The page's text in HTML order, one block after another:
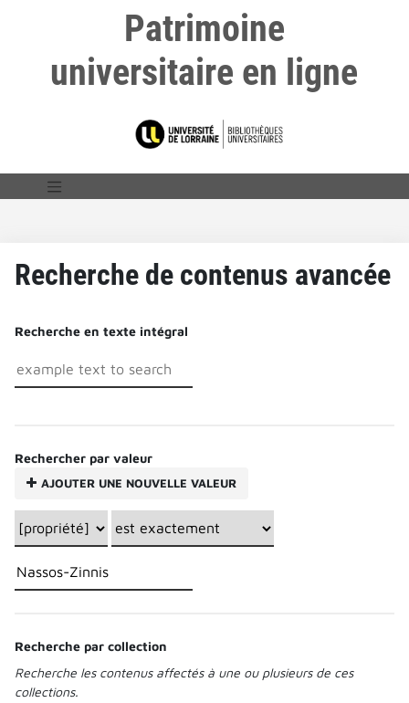
Patrimoine
universitaire en ligne
Recherche de contenus avancée
Recherche en texte intégral
Rechercher par valeur
AJOUTER UNE NOUVELLE VALEUR
Recherche par collection
Recherche les contenus affectés à une ou plusieurs de ces
collections.